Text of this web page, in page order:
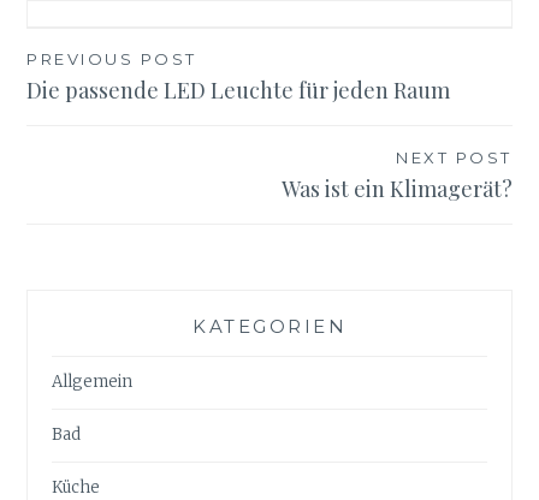
Beitragsnavigation
PREVIOUS POST
Die passende LED Leuchte für jeden Raum
NEXT POST
Was ist ein Klimagerät?
KATEGORIEN
Allgemein
Bad
Küche